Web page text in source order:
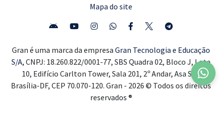
Mapa do site
Gran é uma marca da empresa Gran Tecnologia e Educação
S/A, CNPJ: 18.260.822/0001-77, SBS Quadra 02, Bloco J, Lote
10, Edifício Carlton Tower, Sala 201, 2º Andar, Asa Sul,
Brasília-DF, CEP 70.070-120. Gran - 2026 © Todos os direitos
reservados ®